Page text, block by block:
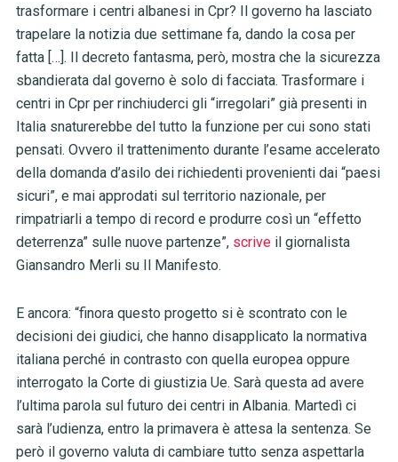
trasformare i centri albanesi in Cpr? Il governo ha lasciato
trapelare la notizia due settimane fa, dando la cosa per
fatta […]. Il decreto fantasma, però, mostra che la sicurezza
sbandierata dal governo è solo di facciata. Trasformare i
centri in Cpr per rinchiuderci gli “irregolari” già presenti in
Italia snaturerebbe del tutto la funzione per cui sono stati
pensati. Ovvero il trattenimento durante l’esame accelerato
della domanda d’asilo dei richiedenti provenienti dai “paesi
sicuri”, e mai approdati sul territorio nazionale, per
rimpatriarli a tempo di record e produrre così un “effetto
deterrenza” sulle nuove partenze”, scriveil giornalista
Giansandro Merli su Il Manifesto.
E ancora: “finora questo progetto si è scontrato con le
decisioni dei giudici, che hanno disapplicato la normativa
italiana perché in contrasto con quella europea oppure
interrogato la Corte di giustizia Ue. Sarà questa ad avere
l’ultima parola sul futuro dei centri in Albania. Martedì ci
sarà l’udienza, entro la primavera è attesa la sentenza. Se
però il governo valuta di cambiare tutto senza aspettarla